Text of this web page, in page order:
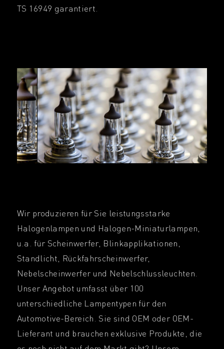
TS 16949 garantiert.
Wir produzieren für Sie leistungsstarke
Halogenlampen und Halogen-Miniaturlampen,
u.a. für Scheinwerfer, Blinkapplikationen,
Standlicht, Rückfahrscheinwerfer,
Nebelscheinwerfer und Nebelschlussleuchten.
Unser Angebot umfasst über 100
unterschiedliche Lampentypen für den
Automotive-Bereich. Sie sind OEM oder OEM-
Lieferant und brauchen exklusive Produkte, die